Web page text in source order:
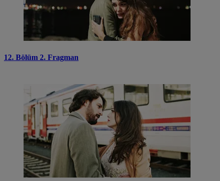
12. Bölüm 2. Fragman